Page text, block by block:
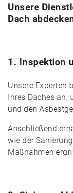
Unsere
Dach
1. Inspektion
Unsere Experten
Ihres Daches an,
und den
Anschließend
wie der
Maßnahmen